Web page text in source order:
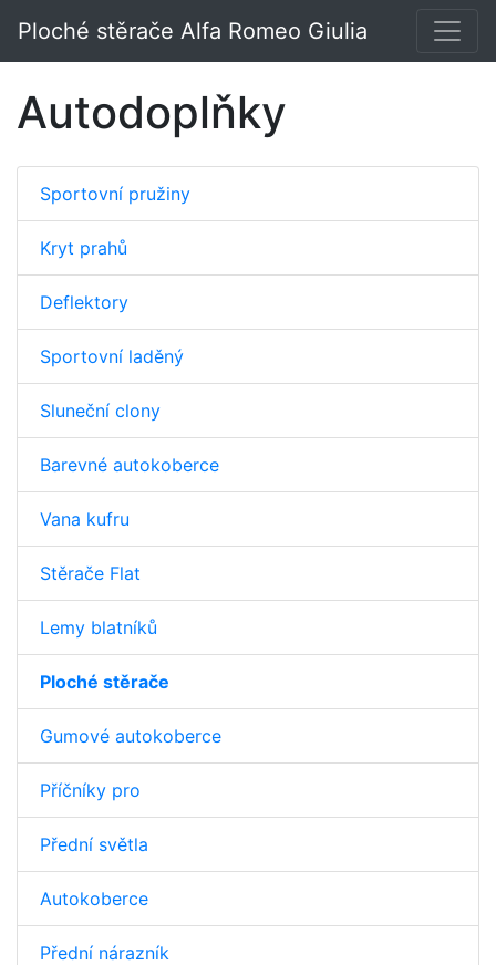
Ploché stěrače Alfa Romeo Giulia
Autodoplňky
Sportovní pružiny
Kryt prahů
Deflektory
Sportovní laděný
Sluneční clony
Barevné autokoberce
Vana kufru
Stěrače Flat
Lemy blatníků
Ploché stěrače
Gumové autokoberce
Příčníky pro
Přední světla
Autokoberce
Přední nárazník